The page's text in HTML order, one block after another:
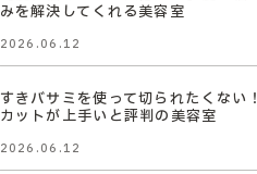
みを解決してくれる美容室
2026.06.12
すきバサミを使って切られたくない！
カットが上手いと評判の美容室
2026.06.12